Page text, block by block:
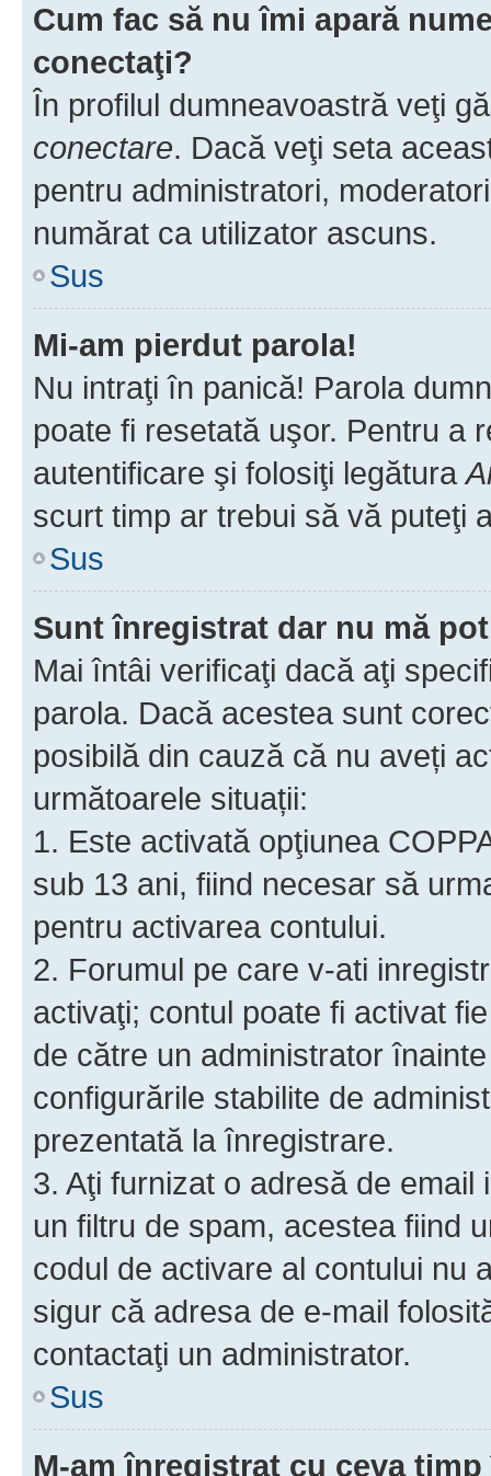
Cum fac să nu îmi apară
conectaţi?
În profilul dumneavoastră veţi
conectare. Dacă veţi seta
pentru administratori,
numărat ca utilizator ascuns.
Sus
Mi-am pierdut parola!
Nu intraţi în panică! Parola
poate fi resetată uşor. Pentru a
autentificare şi folosiţi legătura
scurt timp ar trebui să vă puteţi
Sus
Sunt înregistrat dar nu mă
Mai întâi verificaţi dacă aţi
parola. Dacă acestea sunt
posibilă din cauză că nu aveți
următoarele situații:
1. Este activată opţiunea
sub 13 ani, fiind necesar să
pentru activarea contului.
2. Forumul pe care v-ati
activaţi; contul poate fi activat
de către un administrator
configurările stabilite de
prezentată la înregistrare.
3. Aţi furnizat o adresă de
un filtru de spam, acestea fiind
codul de activare al contului nu
sigur că adresa de e-mail
contactaţi un administrator.
Sus
M-am înregistrat cu ceva